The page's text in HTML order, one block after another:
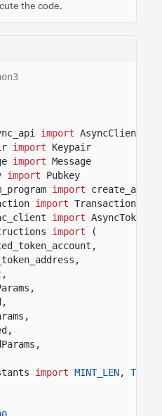
the code.
import AsyncClient
import
Keypair
import Message
import
Pubkey
import
import Transaction
import AsyncToken
import
(
import MINT_LEN,